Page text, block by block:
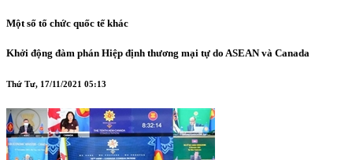
Một số tổ chức quốc tế khác
Khởi động đàm phán Hiệp định thương mại tự do ASEAN và Canada
Thứ Tư, 17/11/2021 05:13